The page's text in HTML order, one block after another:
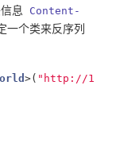
息
Content-
一个类来反序列
>( "http://1